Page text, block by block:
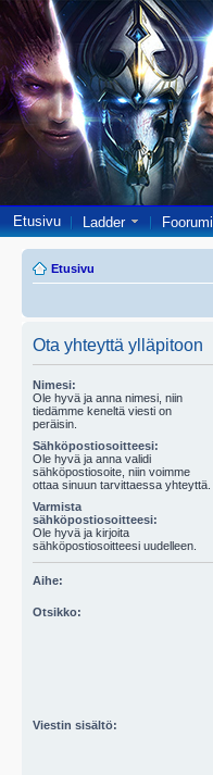
Etusivu Ladder Foorumi
Etusivu
Ota yhteyttä ylläpitoon
Nimesi:
Ole hyvä ja anna nimesi, niin
tiedämme keneltä viesti on
peräisin.
Sähköpostiosoitteesi:
Ole hyvä ja anna validi
sähköpostiosoite, niin voimme
ottaa sinuun tarvittaessa yhteyttä.
Varmista
sähköpostiosoitteesi:
Ole hyvä ja kirjoita
sähköpostiosoitteesi uudelleen.
Aihe:
Otsikko:
Viestin sisältö: